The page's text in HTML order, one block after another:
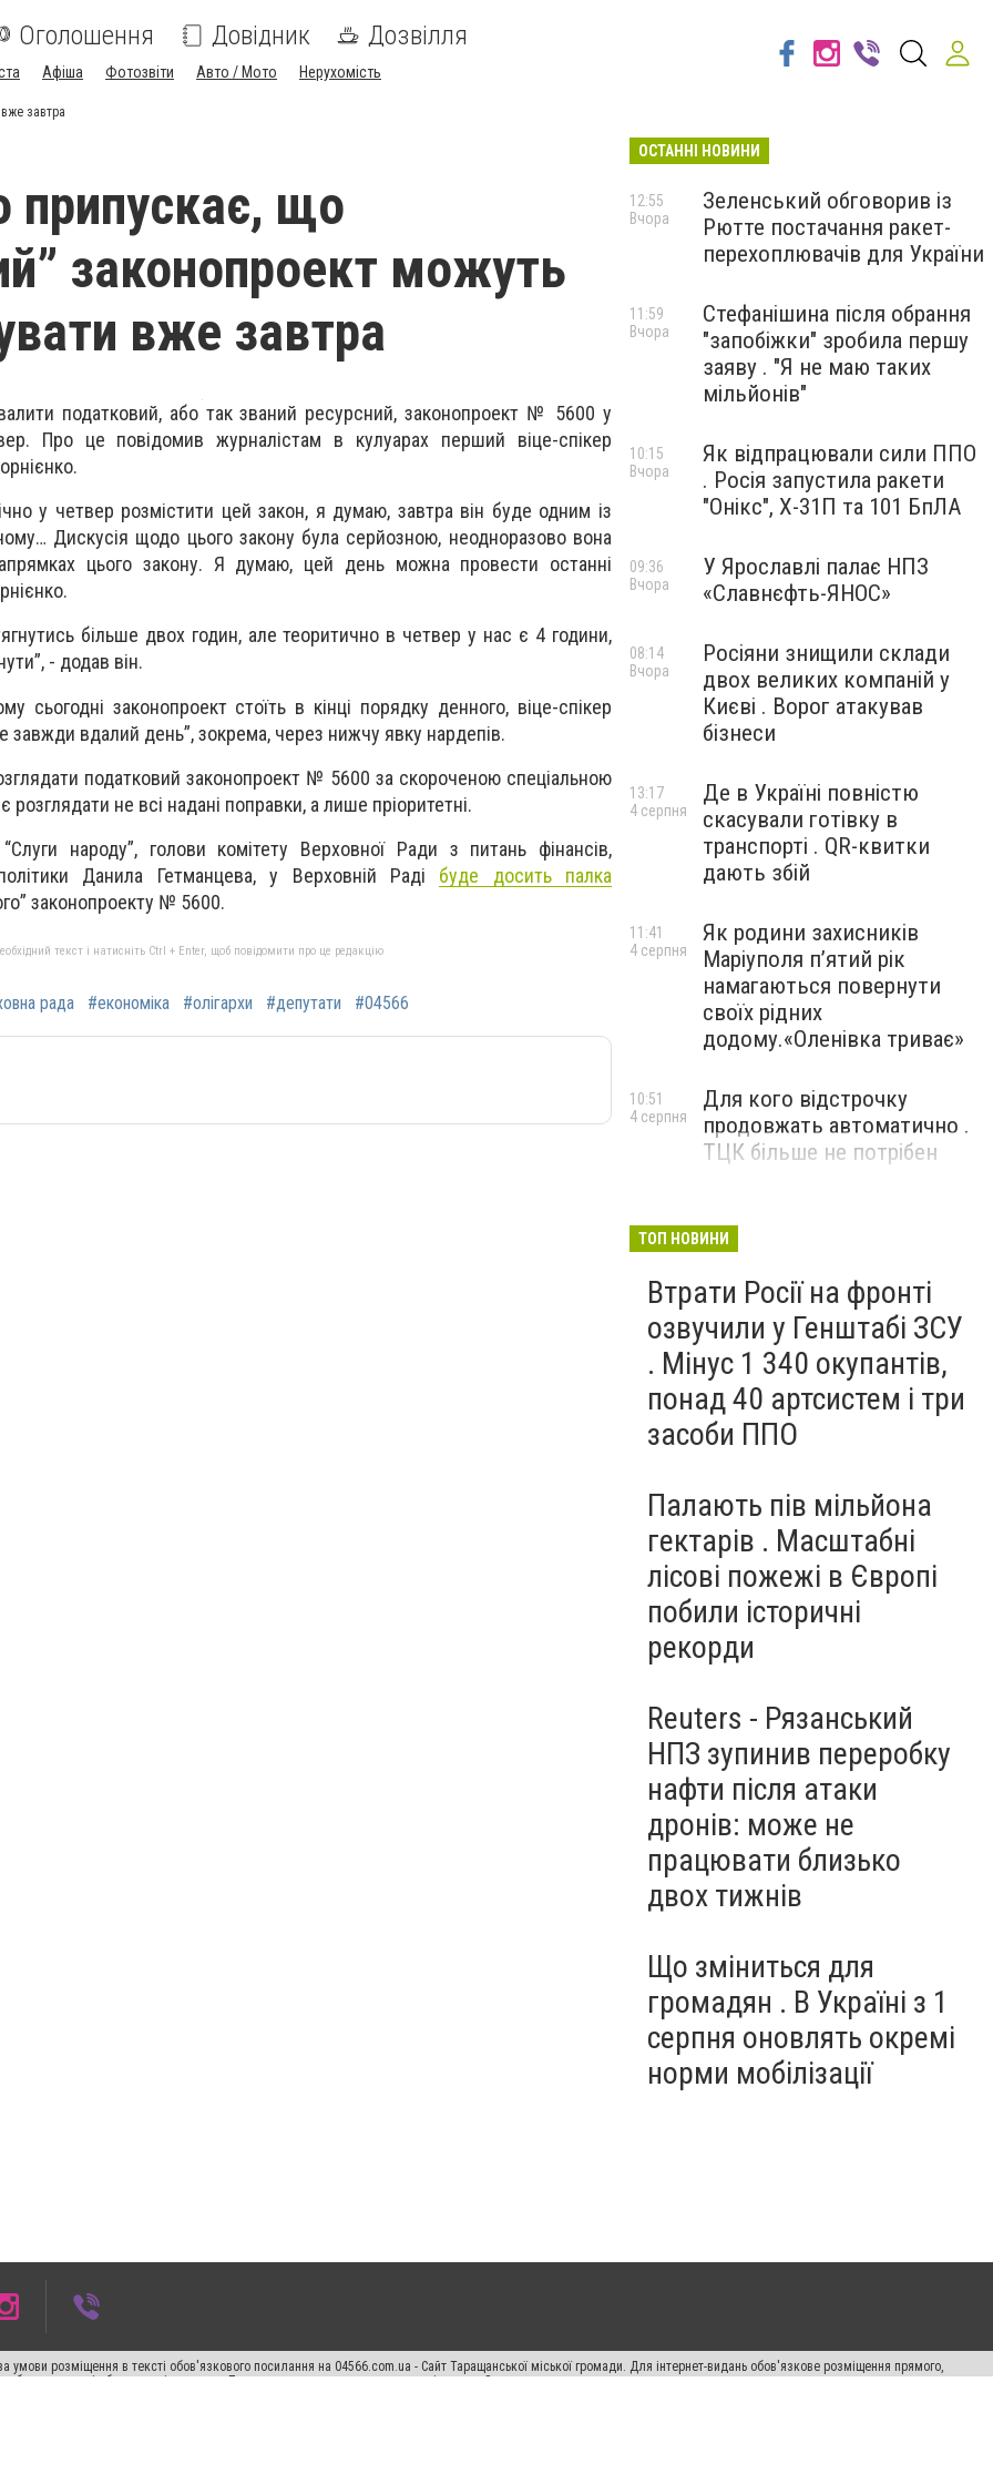
Оголошення Довідник Дозвілля
Афіша Фотозвіти Авто / Мото Нерухомість
завтра
припускає, що
законопроект можуть
вже завтра
податковий, або так званий ресурсний, законопроект № 5600 у
Про це повідомив журналістам в кулуарах перший віце-спікер
у четвер розмістити цей закон, я думаю, завтра він буде одним із
Дискусія щодо цього закону була серйозною, неодноразово вона
цього закону. Я думаю, цей день можна провести останні
більше двох годин, але теоритично в четвер у нас є 4 години,
- додав він.
сьогодні законопроект стоїть в кінці порядку денного, віце-спікер
завжди вдалий день”, зокрема, через нижчу явку нардепів.
податковий законопроект № 5600 за скороченою спеціальною
не всі надані поправки, а лише пріоритетні.
народу”, голови комітету Верховної Ради з питань фінансів,
Данила Гетманцева, у Верховній Раді буде досить палка
законопроекту № 5600.
текст і натисніть Ctrl + Enter, щоб повідомити про це редакцію
рада #економіка #олігархи #депутати #04566
ОСТАННІ НОВИНИ
Зеленський обговорив із
Рютте постачання ракет-
перехоплювачів для України
12:55
Вчора
Стефанішина після обрання
"запобіжки" зробила першу
заяву . "Я не маю таких
мільйонів"
11:59
Вчора
Як відпрацювали сили ППО
. Росія запустила ракети
"Онікс", Х-31П та 101 БпЛА
10:15
Вчора
У Ярославлі палає НПЗ
«Славнєфть-ЯНОС»
09:36
Вчора
Росіяни знищили склади
двох великих компаній у
Києві . Ворог атакував
бізнеси
08:14
Вчора
Де в Україні повністю
скасували готівку в
транспорті . QR-квитки
дають збій
13:17
4 серпня
Як родини захисників
Маріуполя пʼятий рік
намагаються повернути
своїх рідних
додому.«Оленівка триває»
11:41
4 серпня
Для кого відстрочку
продовжать автоматично .
ТЦК більше не потрібен
10:51
4 серпня
ТОП НОВИНИ
Втрати Росії на фронті
озвучили у Генштабі ЗСУ
. Мінус 1 340 окупантів,
понад 40 артсистем і три
засоби ППО
Палають пів мільйона
гектарів . Масштабні
лісові пожежі в Європі
побили історичні
рекорди
Reuters - Рязанський
НПЗ зупинив переробку
нафти після атаки
дронів: може не
працювати близько
двох тижнів
Що зміниться для
громадян . В Україні з 1
серпня оновлять окремі
норми мобілізації
умови розміщення в тексті обов'язкового посилання на 04566.com.ua - Cайт Таращанської міської громади. Для інтернет-видань обов'язкове розміщення прямого,
абзацу в тексті або в якості джерела. Порушення виняткових прав переслідується Законом.